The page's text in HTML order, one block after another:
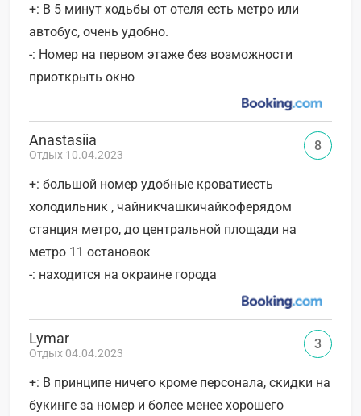
+: В 5 минут ходьбы от отеля есть метро или
автобус, очень удобно.
-: Номер на первом этаже без возможности
приоткрыть окно
Anastasiia
Отдых 10.04.2023
+: большой номер удобные кроватиесть
холодильник , чайникчашкичайкоферядом
станция метро, до центральной площади на
метро 11 остановок
-: находится на окраине города
8
Lymar
Отдых 04.04.2023
+: В принципе ничего кроме персонала, скидки на
букинге за номер и более менее хорошего
3